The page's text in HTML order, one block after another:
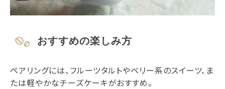
おすすめの楽しみ方
ペアリングには、フルーツタルトやベリー系のスイーツ、ま
たは軽やかなチーズケーキがおすすめ。